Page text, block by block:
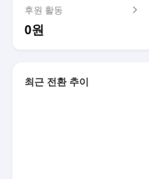
후원 활동
0원
최근 전환 추이